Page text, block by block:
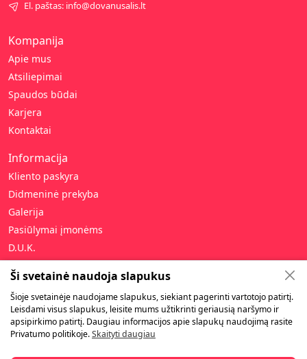
Kompanija
Apie mus
Atsiliepimai
Spaudos būdai
Karjera
Kontaktai
Informacija
Kliento paskyra
Didmeninė prekyba
Galerija
Pasiūlymai įmonėms
D.U.K.
Pagalba
Privatumo politika
Pirkimo taisyklės
Garantija ir gražinimas
El. paštas: info@dovanusalis.lt
Ši svetainė naudoja slapukus
Šioje svetainėje naudojame slapukus, siekiant pagerinti vartotojo patirtį.
Leisdami visus slapukus, leisite mums užtikrinti geriausią naršymo ir
apsipirkimo patirtį. Daugiau informacijos apie slapukų naudojimą rasite
Privatumo politikoje.Skaityti daugiau